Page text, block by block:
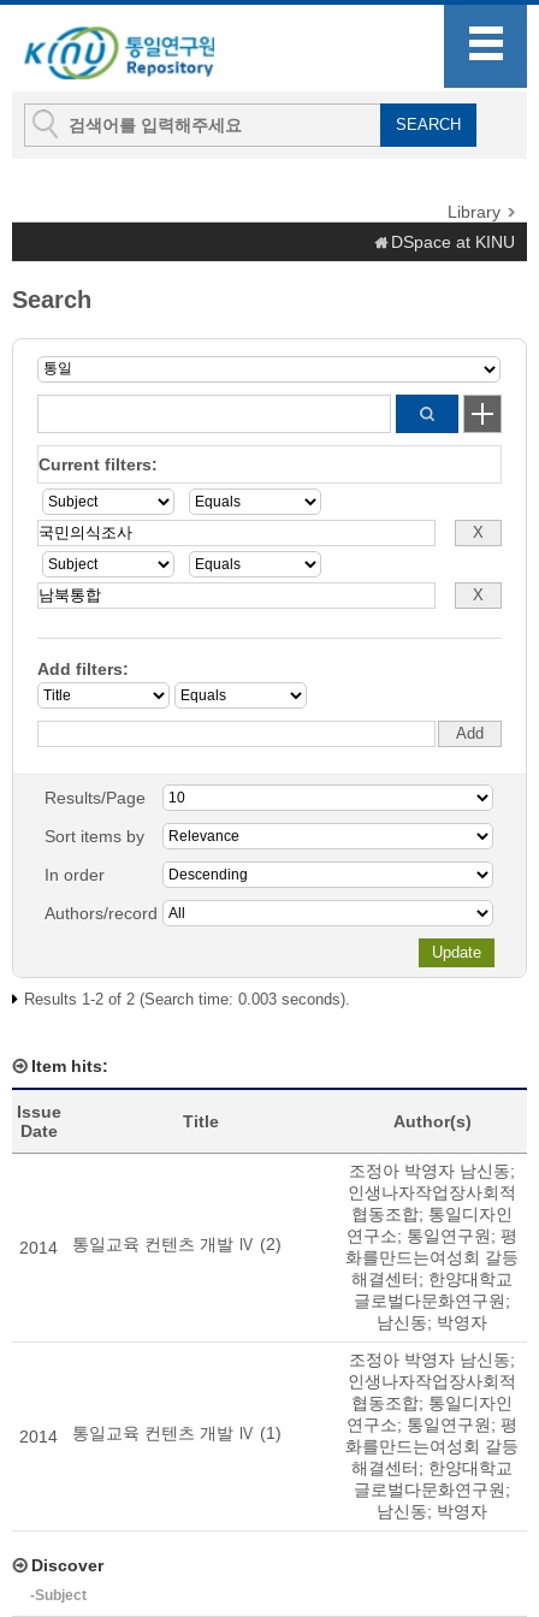
Library
DSpace at KINU
Search
Current filters:
Add filters:
Results/Page
Sort items by
In order
Authors/record
Results 1-2 of 2 (Search time: 0.003 seconds).
Item hits:
Issue
Date
Title Author(s)
2014 통일교육 컨텐츠 개발 Ⅳ (2)
조정아 박영자 남신동;
인생나자작업장사회적
협동조합; 통일디자인
연구소; 통일연구원; 평
화를만드는여성회 갈등
해결센터; 한양대학교
글로벌다문화연구원;
남신동; 박영자
2014 통일교육 컨텐츠 개발 Ⅳ (1)
조정아 박영자 남신동;
인생나자작업장사회적
협동조합; 통일디자인
연구소; 통일연구원; 평
화를만드는여성회 갈등
해결센터; 한양대학교
글로벌다문화연구원;
남신동; 박영자
Discover
-Subject